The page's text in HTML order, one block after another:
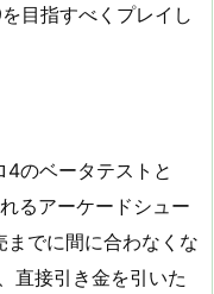
目指すべくプレイし
のベータテストと
るアーケードシュー
でに間に合わなくな
直接引き金を引いた